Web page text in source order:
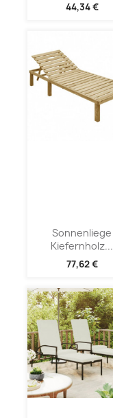
44,34 €
Sonnenliege
Kiefernholz...
77,62 €